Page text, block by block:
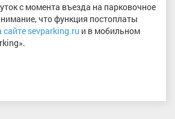
с момента въезда на парковочное
что функция постоплаты
сайте sevparking.ru и в мобильном